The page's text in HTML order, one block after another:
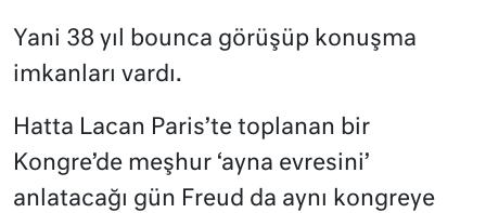
Yani 38 yıl bounca görüşüp konuşma
imkanları vardı.
Hatta Lacan Paris’te toplanan bir
Kongre’de meşhur ‘ayna evresini’
anlatacağı gün Freud da aynı kongreye